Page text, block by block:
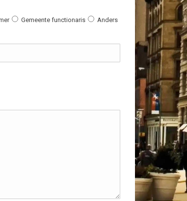
Gemeente functionaris Anders